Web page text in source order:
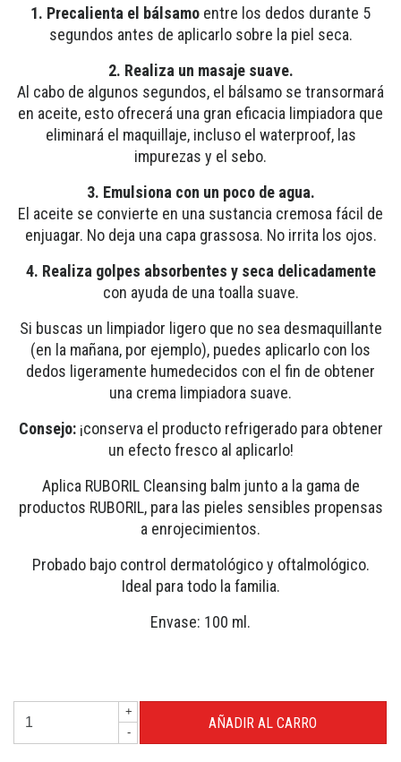
1. Precalienta el bálsamo entre los dedos durante 5
segundos antes de aplicarlo sobre la piel seca.
2. Realiza un masaje suave.
Al cabo de algunos segundos, el bálsamo se transormará
en aceite, esto ofrecerá una gran eficacia limpiadora que
eliminará el maquillaje, incluso el waterproof, las
impurezas y el sebo.
3. Emulsiona con un poco de agua.
El aceite se convierte en una sustancia cremosa fácil de
enjuagar. No deja una capa grassosa. No irrita los ojos.
4. Realiza golpes absorbentes y seca delicadamente
con ayuda de una toalla suave.
Si buscas un limpiador ligero que no sea desmaquillante
(en la mañana, por ejemplo), puedes aplicarlo con los
dedos ligeramente humedecidos con el fin de obtener
una crema limpiadora suave.
Consejo:¡conserva el producto refrigerado para obtener
un efecto fresco al aplicarlo!
Aplica RUBORIL Cleansing balm junto a la gama de
productos RUBORIL, para las pieles sensibles propensas
a enrojecimientos.
Probado bajo control dermatológico y oftalmológico.
Ideal para todo la familia.
Envase: 100 ml.
+
-